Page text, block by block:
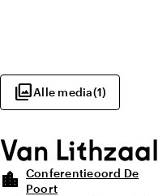
photo_libraryAlle media(1)
Van Lithzaal
location_city Conferentieoord De
Poort